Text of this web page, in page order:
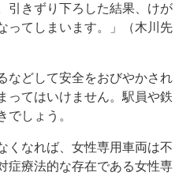
引きずり下ろした結果、けが
ってしまいます。」（木川先
などして安全をおびやかされ
ってはいけません。駅員や鉄
でしょう。
くなれば、女性専用車両は不
症療法的な存在である女性専